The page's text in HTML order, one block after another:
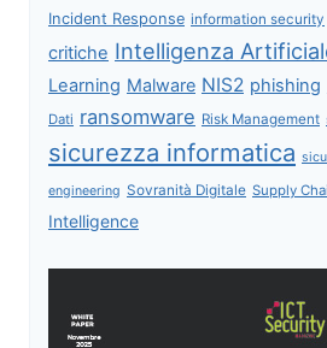
Incident Response information security
critiche Intelligenza
Learning Malware NIS2 phishing
Dati ransomware Risk Management
sicurezza informatica
engineering Sovranità Digitale Supply
Intelligence